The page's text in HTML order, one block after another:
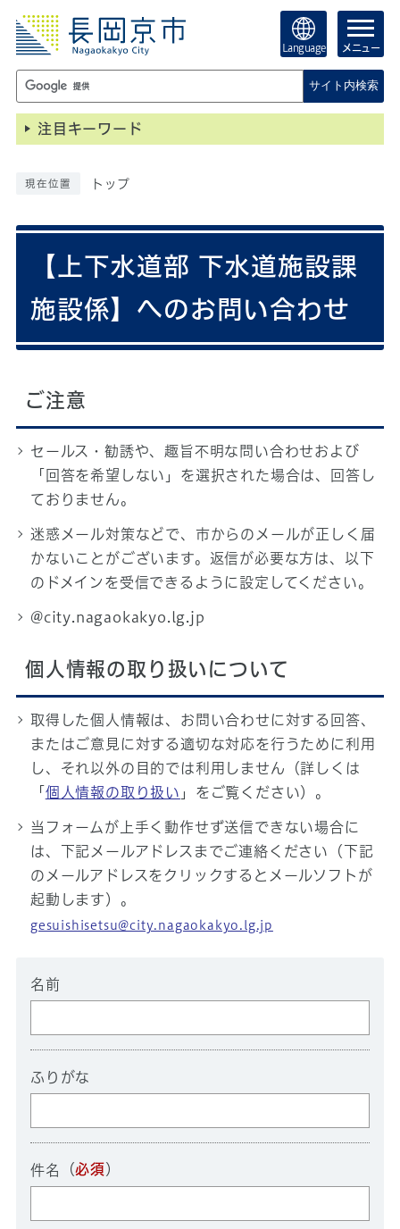
Language メニュー
サイト内検索
注目キーワード
現在位置 トップ
【上下水道部 下水道施設課
施設係】へのお問い合わせ
ご注意
セールス・勧誘や、趣旨不明な問い合わせおよび
「回答を希望しない」を選択された場合は、回答し
ておりません。
迷惑メール対策などで、市からのメールが正しく届
かないことがございます。返信が必要な方は、以下
のドメインを受信できるように設定してください。
@city.nagaokakyo.lg.jp
個人情報の取り扱いについて
取得した個人情報は、お問い合わせに対する回答、
またはご意見に対する適切な対応を行うために利用
し、それ以外の目的では利用しません（詳しくは
「 個人情報の取り扱い 」をご覧ください）。
当フォームが上手く動作せず送信できない場合に
は、下記メールアドレスまでご連絡ください（下記
のメールアドレスをクリックするとメールソフトが
起動します）。
gesuishisetsu@city.nagaokakyo.lg.jp
名前
ふりがな
件名 （必須 ）